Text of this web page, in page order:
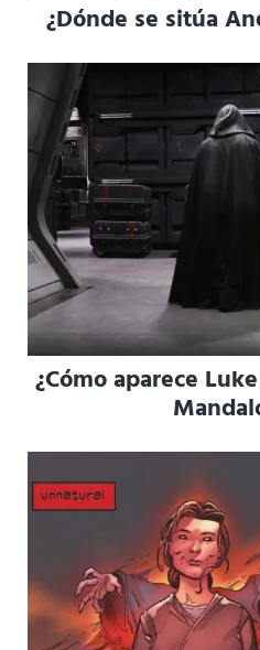
¿Dónde se sitúa
¿Cómo aparece